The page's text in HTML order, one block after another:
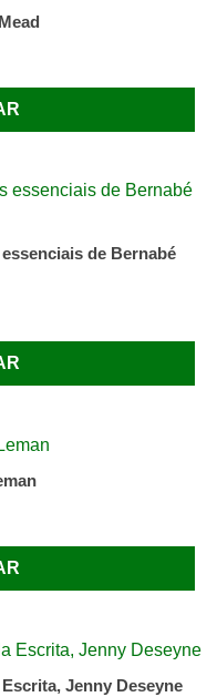
de Bernabé
Jenny Deseyne